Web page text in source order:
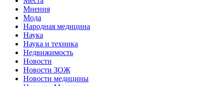
Мнения
Мода
Народная медицина
Наука
Наука и техника
Недвижимость
Новости
Новости ЗОЖ
Новости медицины